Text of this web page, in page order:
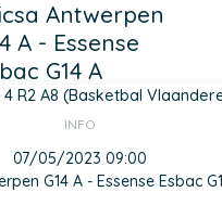
Antwerpen
A - Essense
G14 A
4 R2 A8 (Basketbal
INFO
07/05/2023 09:00
G14 A - Essense Esbac